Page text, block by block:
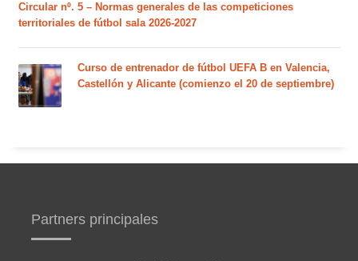
Circular nº. 5 – Normas generales de las competiciones
territoriales de fútbol sala 2026-2027
Curso de entrenador de fútbol UEFA B en Valencia,
Castellón y Alicante (comienzo el 20 de septiembre)
Partners principales